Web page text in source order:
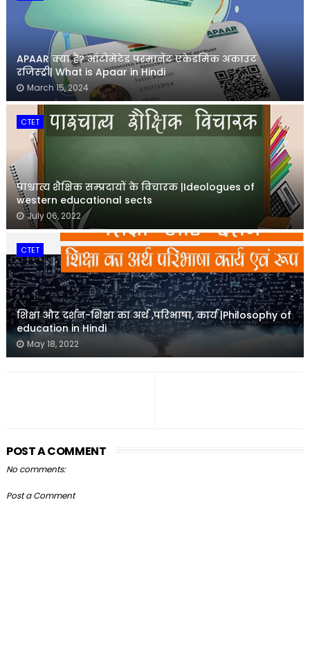
APAAR क्या है? ऑटोमेटेड परमानेंट एकेडमिक अकाउंट
रजिस्ट्री| What is Apaar in Hindi
March 15, 2024
CTET
पाश्चात्य शैक्षिक सम्प्रदायों के विचारक |Ideologues of
western educational sects
July 06, 2022
CTET
शिक्षा और दर्शन-शिक्षा का अर्थ ,परिभाषा, कार्य |Philosophy of
education in Hindi
May 18, 2022
POST A COMMENT
No comments:
Post a Comment